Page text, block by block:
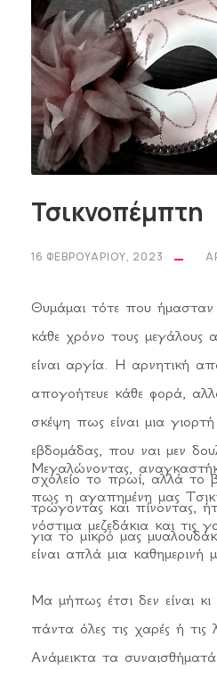
Τσικνοπέμπτη
16 ΦΕΒΡΟΥΑΡΊΟΥ, 2023
Θυμάμαι τότε που
κάθε χρόνο τους μεγάλους
είναι αργία. Η αρνητική
απογοήτευε κάθε φορά,
σκέψη πως είναι μια
εβδομάδας, που ναι μεν
σχολείο το πρωί, αλλά το
τρώγοντας και πίνοντας,
για το μικρό μας
Μεγαλώνοντας,
πως η αγαπημένη μας
νόστιμα μεζεδάκια και τις
είναι απλά μια καθημερινή
Μα μήπως έτσι δεν είναι
πάντα όλες τις χαρές ή τις
Ανάμεικτα τα